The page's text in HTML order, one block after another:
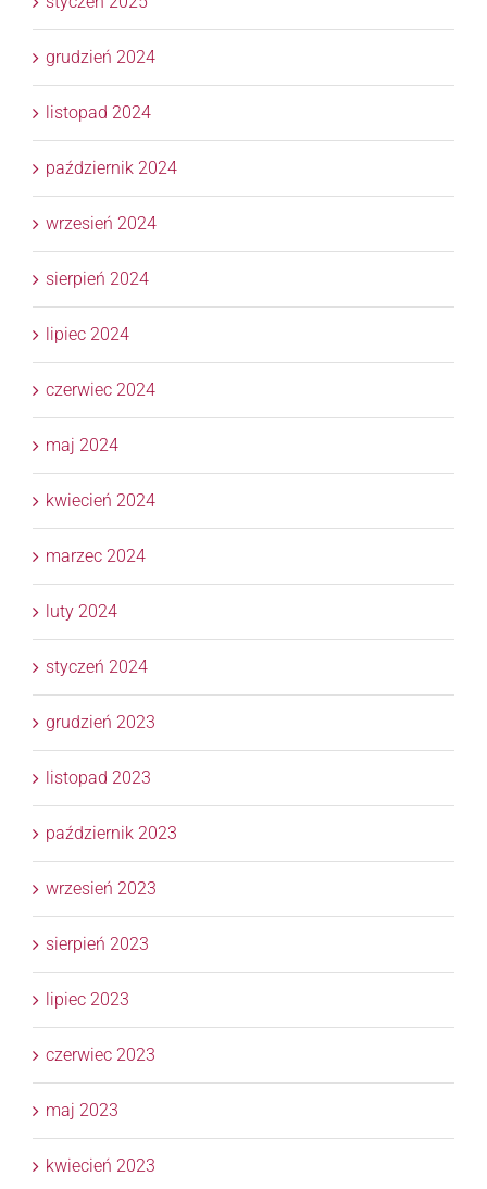
grudzień 2024
listopad 2024
październik 2024
wrzesień 2024
sierpień 2024
lipiec 2024
czerwiec 2024
maj 2024
kwiecień 2024
marzec 2024
luty 2024
styczeń 2024
grudzień 2023
listopad 2023
październik 2023
wrzesień 2023
sierpień 2023
lipiec 2023
czerwiec 2023
maj 2023
kwiecień 2023